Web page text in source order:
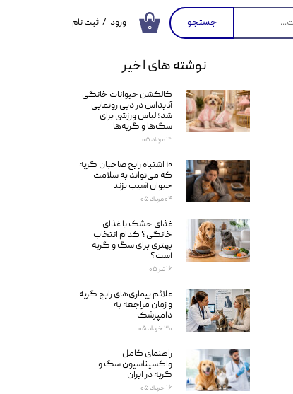
۰ جستجو ورود / ثبت نام
سفارشات
خروج از حساب
نوشته های اخیر
کالکشن حیوانات خانگی
آدیداس در دبی رونمایی
شد؛ لباس ورزشی برای
سگ‌ها و گربه‌ها
۱۴ مرداد ۰۵
۱۰ اشتباه رایج صاحبان گربه
که می‌تواند به سلامت
حیوان آسیب بزند
۰۴ مرداد ۰۵
غذای خشک یا غذای
خانگی؟ کدام انتخاب
بهتری برای سگ و گربه
است؟
۱۶ تیر ۰۵
علائم بیماری‌های رایج گربه
و زمان مراجعه به
دامپزشک
۳۰ خرداد ۰۵
راهنمای کامل
واکسیناسیون سگ و
گربه در ایران
۱۶ خرداد ۰۵